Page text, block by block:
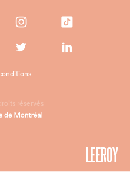
réservés